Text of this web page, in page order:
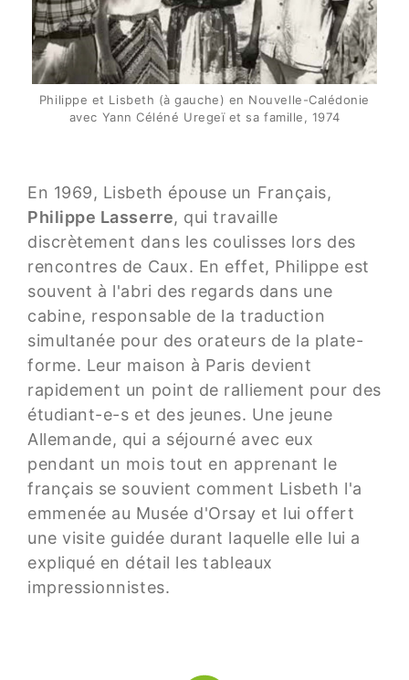
Philippe et Lisbeth (à gauche) en Nouvelle-Calédonie
avec Yann Céléné Uregeï et sa famille, 1974
En 1969, Lisbeth épouse un Français,
Philippe Lasserre, qui travaille
discrètement dans les coulisses lors des
rencontres de Caux. En effet, Philippe est
souvent à l'abri des regards dans une
cabine, responsable de la traduction
simultanée pour des orateurs de la plate-
forme. Leur maison à Paris devient
rapidement un point de ralliement pour des
étudiant-e-s et des jeunes. Une jeune
Allemande, qui a séjourné avec eux
pendant un mois tout en apprenant le
français se souvient comment Lisbeth l'a
emmenée au Musée d'Orsay et lui offert
une visite guidée durant laquelle elle lui a
expliqué en détail les tableaux
impressionnistes.